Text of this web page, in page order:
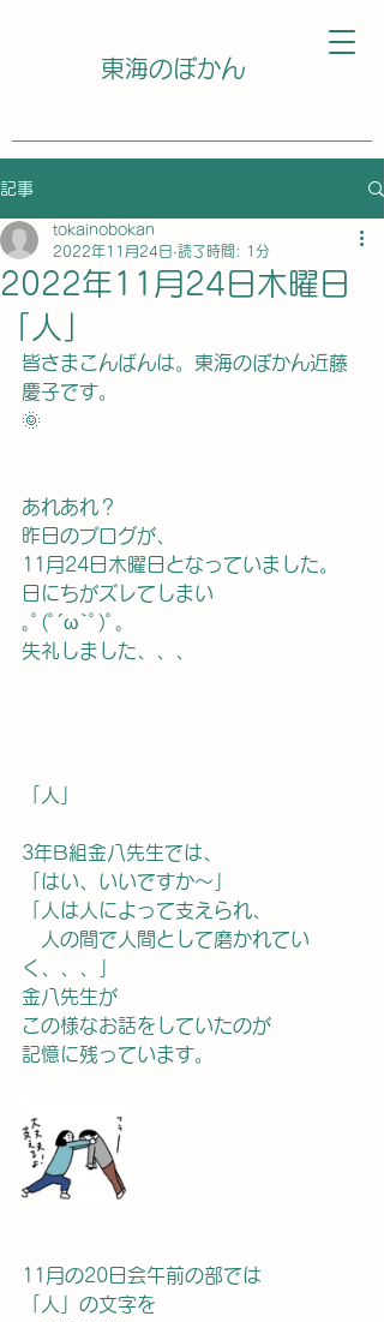
東海のぼかん
記事
2022年11月24日木曜日
「人」
tokainobokan
2022年11月24日 読了時間: 1分
皆さまこんばんは。東海のぼかん近藤
慶子です。
🌞
あれあれ？
昨日のブログが、
11月24日木曜日となっていました。
日にちがズレてしまい
｡ﾟ(ﾟ´ω`ﾟ)ﾟ｡
失礼しました、、、
「人」
3年B組金八先生では、
「はい、いいですか～」
「人は人によって支えられ、
人の間で人間として磨かれてい
く、、、」
金八先生が
この様なお話をしていたのが
記憶に残っています。
11月の20日会午前の部では
「人」の文字を